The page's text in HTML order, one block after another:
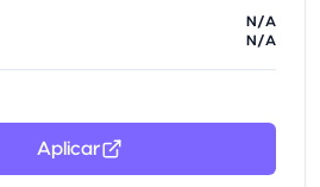
N/A
N/A
Aplicar